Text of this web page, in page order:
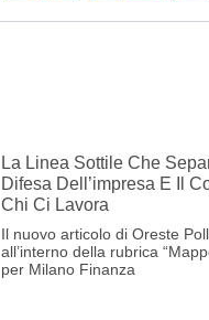
La Linea Sottile Che
Difesa Dell’impresa E Il
Chi Ci Lavora
Il nuovo articolo di Oreste
all’interno della rubrica
per Milano Finanza